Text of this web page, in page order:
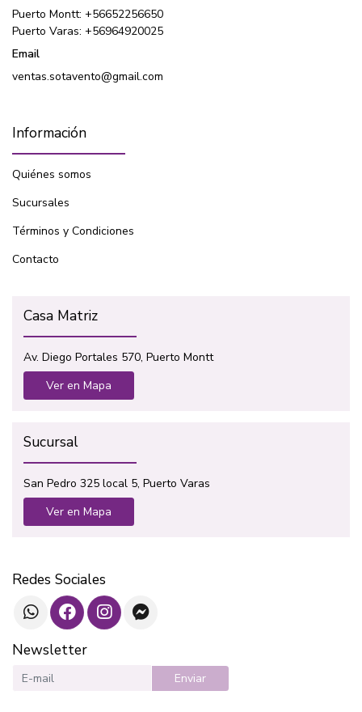
Puerto Montt: +56652256650
Puerto Varas: +56964920025
Email
ventas.sotavento@gmail.com
Información
Quiénes somos
Sucursales
Términos y Condiciones
Contacto
Casa Matriz
Av. Diego Portales 570, Puerto Montt
Ver en Mapa
Sucursal
San Pedro 325 local 5, Puerto Varas
Ver en Mapa
Redes Sociales
Newsletter
Enviar